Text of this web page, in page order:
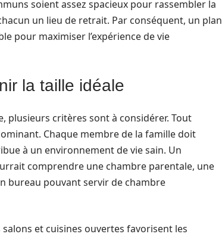
soient assez spacieux pour rassembler la
un lieu de retrait. Par conséquent, un plan
pour maximiser l’expérience de vie
la taille idéale
plusieurs critères sont à considérer. Tout
Chaque membre de la famille doit
à un environnement de vie sain. Un
comprendre une chambre parentale, une
bureau pouvant servir de chambre
et cuisines ouvertes favorisent les